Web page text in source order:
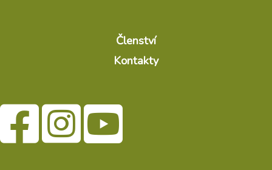
Členství
Kontakty